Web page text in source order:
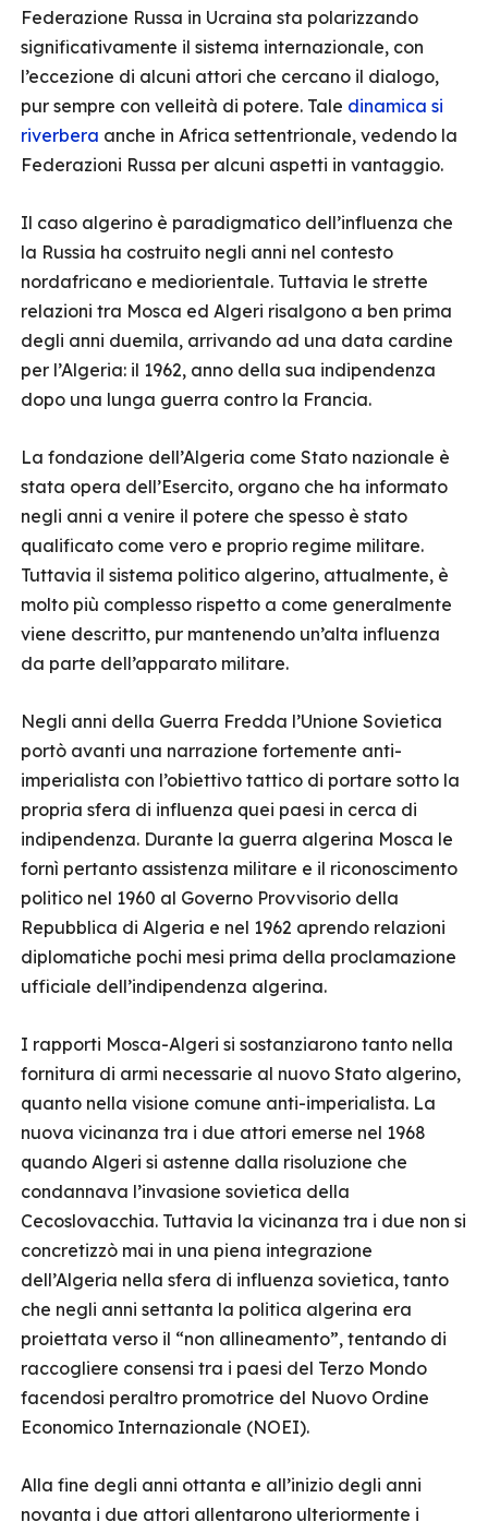
Federazione Russa in Ucraina sta polarizzando
significativamente il sistema internazionale, con
l’eccezione di alcuni attori che cercano il dialogo,
pur sempre con velleità di potere. Tale dinamica si
riverbera anche in Africa settentrionale, vedendo la
Federazioni Russa per alcuni aspetti in vantaggio.
Il caso algerino è paradigmatico dell’influenza che
la Russia ha costruito negli anni nel contesto
nordafricano e mediorientale. Tuttavia le strette
relazioni tra Mosca ed Algeri risalgono a ben prima
degli anni duemila, arrivando ad una data cardine
per l’Algeria: il 1962, anno della sua indipendenza
dopo una lunga guerra contro la Francia.
La fondazione dell’Algeria come Stato nazionale è
stata opera dell’Esercito, organo che ha informato
negli anni a venire il potere che spesso è stato
qualificato come vero e proprio regime militare.
Tuttavia il sistema politico algerino, attualmente, è
molto più complesso rispetto a come generalmente
viene descritto, pur mantenendo un’alta influenza
da parte dell’apparato militare.
Negli anni della Guerra Fredda l’Unione Sovietica
portò avanti una narrazione fortemente anti-
imperialista con l’obiettivo tattico di portare sotto la
propria sfera di influenza quei paesi in cerca di
indipendenza. Durante la guerra algerina Mosca le
fornì pertanto assistenza militare e il riconoscimento
politico nel 1960 al Governo Provvisorio della
Repubblica di Algeria e nel 1962 aprendo relazioni
diplomatiche pochi mesi prima della proclamazione
ufficiale dell’indipendenza algerina.
I rapporti Mosca-Algeri si sostanziarono tanto nella
fornitura di armi necessarie al nuovo Stato algerino,
quanto nella visione comune anti-imperialista. La
nuova vicinanza tra i due attori emerse nel 1968
quando Algeri si astenne dalla risoluzione che
condannava l’invasione sovietica della
Cecoslovacchia. Tuttavia la vicinanza tra i due non si
concretizzò mai in una piena integrazione
dell’Algeria nella sfera di influenza sovietica, tanto
che negli anni settanta la politica algerina era
proiettata verso il “non allineamento”, tentando di
raccogliere consensi tra i paesi del Terzo Mondo
facendosi peraltro promotrice del Nuovo Ordine
Economico Internazionale (NOEI).
Alla fine degli anni ottanta e all’inizio degli anni
novanta i due attori allentarono ulteriormente i